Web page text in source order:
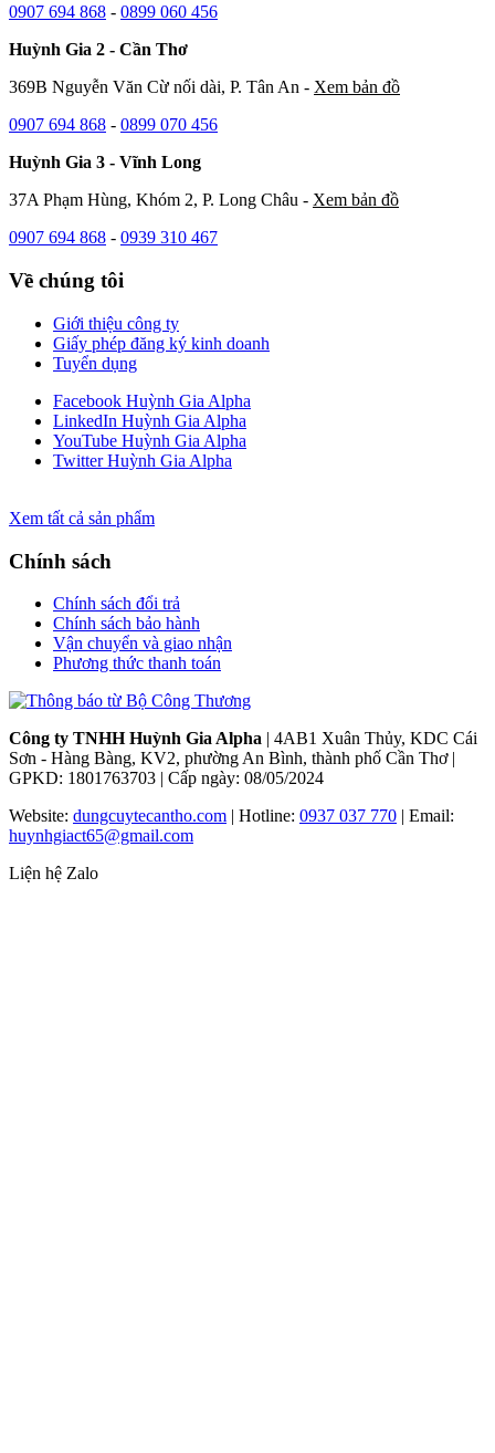
0907 694 868 - 0899 060 456
Huỳnh Gia 2 - Cần Thơ
369B Nguyễn Văn Cừ nối dài, P. Tân An - Xem bản đồ
0907 694 868 - 0899 070 456
Huỳnh Gia 3 - Vĩnh Long
37A Phạm Hùng, Khóm 2, P. Long Châu - Xem bản đồ
0907 694 868 - 0939 310 467
Về chúng tôi
Giới thiệu công ty
Giấy phép đăng ký kinh doanh
Tuyển dụng
Facebook Huỳnh Gia Alpha
LinkedIn Huỳnh Gia Alpha
YouTube Huỳnh Gia Alpha
Twitter Huỳnh Gia Alpha
Xem tất cả sản phẩm
Chính sách
Chính sách đổi trả
Chính sách bảo hành
Vận chuyển và giao nhận
Phương thức thanh toán
Công ty TNHH Huỳnh Gia Alpha | 4AB1 Xuân Thủy, KDC Cái
Sơn - Hàng Bàng, KV2, phường An Bình, thành phố Cần Thơ |
GPKD: 1801763703 | Cấp ngày: 08/05/2024
Website: dungcuytecantho.com | Hotline: 0937 037 770 | Email:
huynhgiact65@gmail.com
Liện hệ Zalo